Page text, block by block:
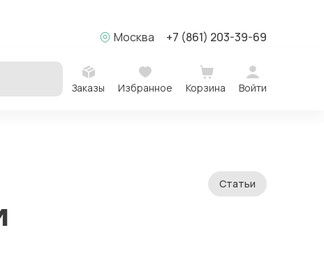
Москва +7 (861) 203-39-69
Заказы Избранное Корзина Войти
Статьи